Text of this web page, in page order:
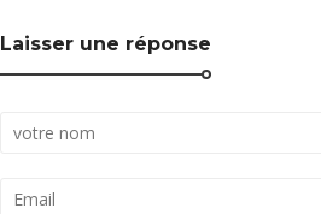
Laisser une réponse